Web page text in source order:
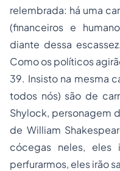
relembrada: há uma
(financeiros e
diante dessa
Como os políticos
39. Insisto na mesma
todos nós) são de
Shylock, personagem
de William
cócegas neles, eles
perfurarmos, eles irão